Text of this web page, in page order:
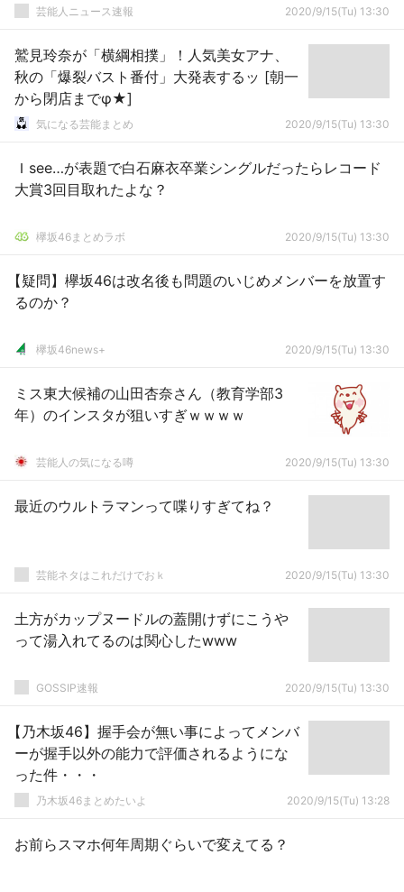
芸能人ニュース速報 2020/9/15(Tu) 13:30
鷲見玲奈が「横綱相撲」！人気美女アナ、
秋の「爆裂バスト番付」大発表するッ [朝一
から閉店までφ★]
気になる芸能まとめ 2020/9/15(Tu) 13:30
Ｉsee…が表題で白石麻衣卒業シングルだったらレコード
大賞3回目取れたよな？
欅坂46まとめラボ 2020/9/15(Tu) 13:30
【疑問】欅坂46は改名後も問題のいじめメンバーを放置す
るのか？
欅坂46news+ 2020/9/15(Tu) 13:30
ミス東大候補の山田杏奈さん（教育学部3
年）のインスタが狙いすぎｗｗｗｗ
芸能人の気になる噂 2020/9/15(Tu) 13:30
最近のウルトラマンって喋りすぎてね？
芸能ネタはこれだけでおｋ 2020/9/15(Tu) 13:30
土方がカップヌードルの蓋開けずにこうや
って湯入れてるのは関心したwww
GOSSIP速報 2020/9/15(Tu) 13:30
【乃木坂46】握手会が無い事によってメンバ
ーが握手以外の能力で評価されるようにな
った件・・・
乃木坂46まとめたいよ 2020/9/15(Tu) 13:28
お前らスマホ何年周期ぐらいで変えてる？